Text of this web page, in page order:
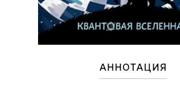
АННОТАЦИЯ